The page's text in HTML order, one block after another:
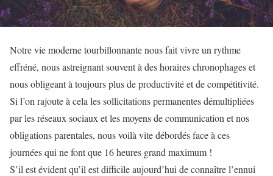
Notre vie moderne tourbillonnante nous fait vivre un rythme
effréné, nous astreignant souvent à des horaires chronophages et
nous obligeant à toujours plus de productivité et de compétitivité.
Si l’on rajoute à cela les sollicitations permanentes démultipliées
par les réseaux sociaux et les moyens de communication et nos
obligations parentales, nous voilà vite débordés face à ces
journées qui ne font que 16 heures grand maximum !
S’il est évident qu’il est difficile aujourd’hui de connaître l’ennui